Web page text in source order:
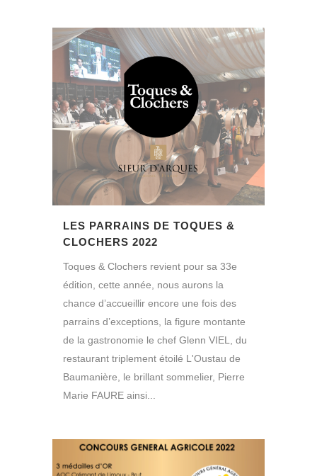
LES PARRAINS DE TOQUES &
CLOCHERS 2022
Toques & Clochers revient pour sa 33e
édition, cette année, nous aurons la
chance d’accueillir encore une fois des
parrains d’exceptions, la figure montante
de la gastronomie le chef Glenn VIEL, du
restaurant triplement étoilé L'Oustau de
Baumanière, le brillant sommelier, Pierre
Marie FAURE ainsi...